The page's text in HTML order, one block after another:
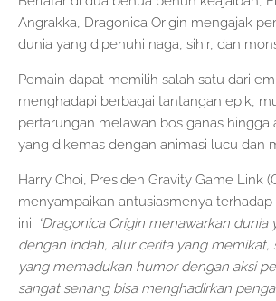
Angrakka, Dragonica Origin mengajak
dunia yang dipenuhi naga, sihir, dan
Pemain dapat memilih salah satu dari
menghadapi berbagai tantangan epik,
pertarungan melawan bos ganas hingga
yang dikemas dengan animasi lucu dan
Harry Choi, Presiden Gravity Game Link
menyampaikan antusiasmenya
ini: “Dragonica Origin menawarkan dunia
dengan indah, alur cerita yang memikat,
yang memadukan humor dengan aksi
sangat senang bisa menghadirkan